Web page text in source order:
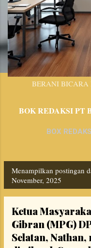
BERANI BICARA
BOK REDAKSI PT
BOX
o
Menampilkan postingan
November, 2025
Ketua
Gibran (MPG)
Selatan, Nathan,